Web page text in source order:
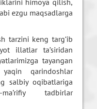
himoya qilish,
ezgu maqsadlarga
tarzini keng targ‘ib
illatlar ta’siridan
tayangan
qarindoshlar
salbiy oqibatlariga
ma’rifiy tadbirlar